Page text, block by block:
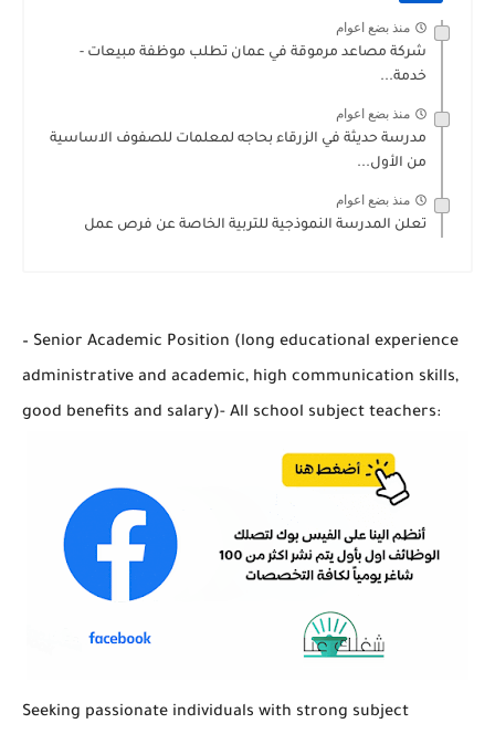
منذ بضع اعوام
شركة مصاعد مرموقة في عمان تطلب موظفة مبيعات -
خدمة...
منذ بضع اعوام
مدرسة حديثة في الزرقاء بحاجه لمعلمات للصفوف الاساسية
من الأول...
منذ بضع اعوام
تعلن المدرسة النموذجية للتربية الخاصة عن فرص عمل
– Senior Academic Position (long educational experience
administrative and academic, high communication skills,
good benefits and salary)- All school subject teachers:
Seeking passionate individuals with strong subject